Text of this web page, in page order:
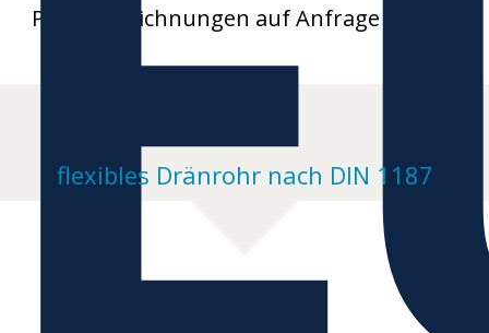
Produktzeichnungen auf Anfrage
flexibles Dränrohr nach DIN 1187